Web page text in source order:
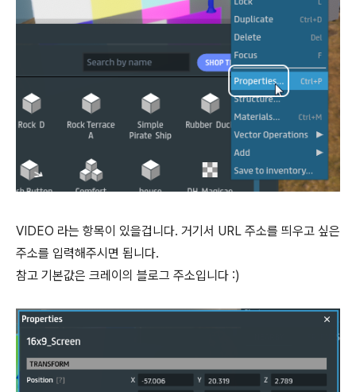
VIDEO 라는 항목이 있을겁니다. 거기서 URL 주소를 띄우고 싶은
주소를 입력해주시면 됩니다.
참고 기본값은 크레이의 블로그 주소입니다 :)